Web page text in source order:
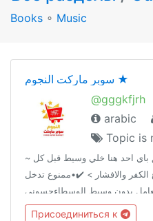
Books ∘ Music
سوبر ماركت النجوم ★
@gggkfjrh
arabic
Topic is
~ ســوبــر ماركت النجوم ~•لا تثق باي احد هنا خلي وسيط قبل كل
والافشار > ✔️•ممنوع تدخل
بدون وسيط الوسطاءحسوني
Присоединиться к